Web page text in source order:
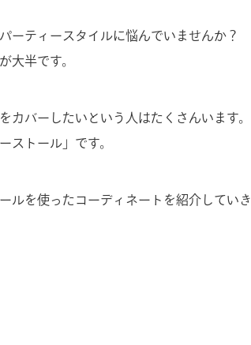
ーティースタイルに悩んでいませんか？
大半です。
バーしたいという人はたくさんいます。
ストール」です。
ルを使ったコーディネートを紹介していき